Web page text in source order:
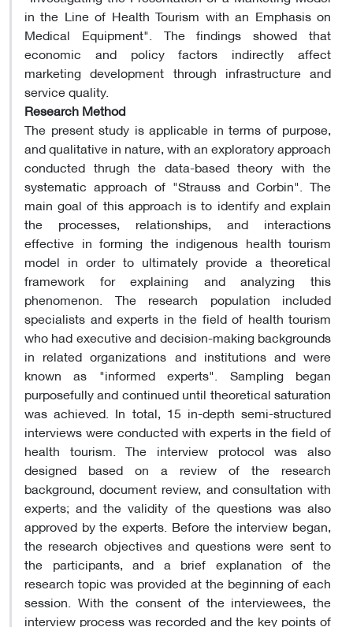
in the Line of Health Tourism with an Emphasis on
Medical Equipment". The findings showed that
economic and policy factors indirectly affect
marketing development through infrastructure and
service quality.
Research Method
The present study is applicable in terms of purpose,
and qualitative in nature, with an exploratory approach
conducted thrugh the data-based theory with the
systematic approach of "Strauss and Corbin". The
main goal of this approach is to identify and explain
the processes, relationships, and interactions
effective in forming the indigenous health tourism
model in order to ultimately provide a theoretical
framework for explaining and analyzing this
phenomenon. The research population included
specialists and experts in the field of health tourism
who had executive and decision-making backgrounds
in related organizations and institutions and were
known as "informed experts". Sampling began
purposefully and continued until theoretical saturation
was achieved. In total, 15 in-depth semi-structured
interviews were conducted with experts in the field of
health tourism. The interview protocol was also
designed based on a review of the research
background, document review, and consultation with
experts; and the validity of the questions was also
approved by the experts. Before the interview began,
the research objectives and questions were sent to
the participants, and a brief explanation of the
research topic was provided at the beginning of each
session. With the consent of the interviewees, the
interview process was recorded and the key points of